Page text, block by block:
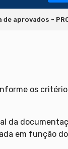
de aprovados -
os
da
em função